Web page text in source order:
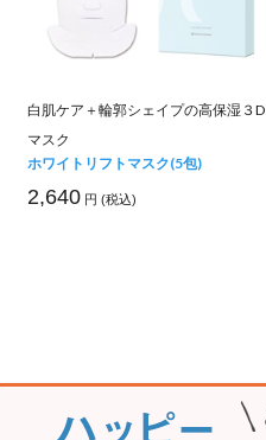
白肌ケア＋輪郭シェイプの高保湿３D
マスク
ホワイトリフトマスク(5包)
2,640 円 (税込)